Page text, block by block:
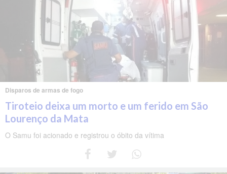
Disparos de armas de fogo
Tiroteio deixa um morto e um ferido em São
Lourenço da Mata
O Samu foi acionado e registrou o óbito da vítima